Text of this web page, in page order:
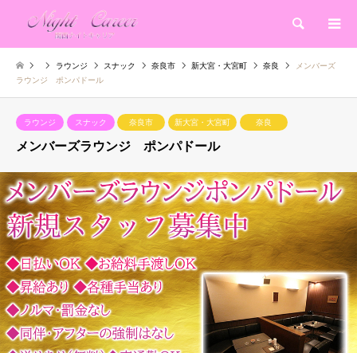
検索
ラウンジ スナック 奈良市 新大宮・大宮町 奈良
メンバーズ
ラウンジ ポンパドール
ラウンジ スナック 奈良市 新大宮・大宮町 奈良
メンバーズラウンジ ポンパドール